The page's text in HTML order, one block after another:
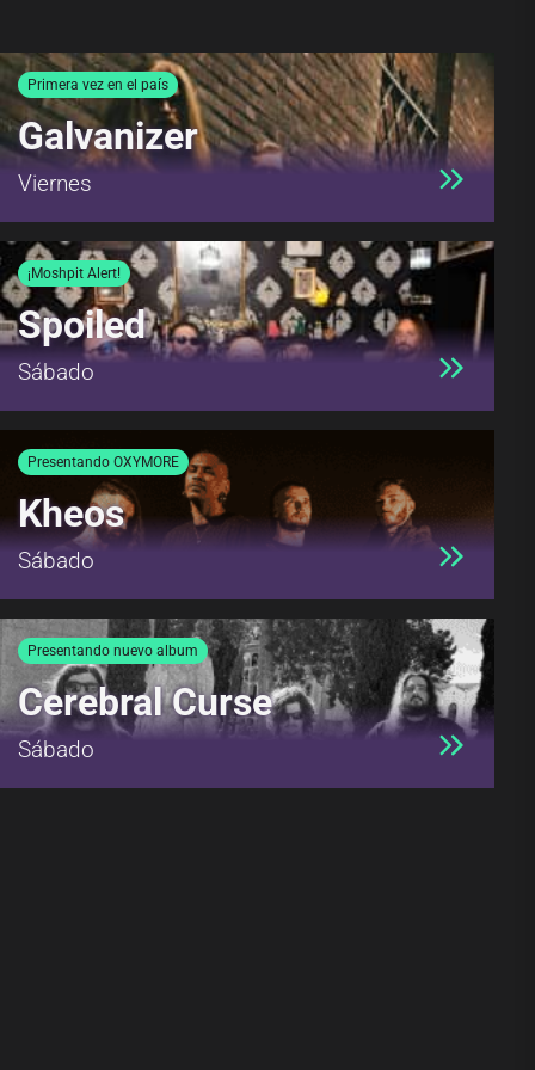
Primera vez en el país
Galvanizer
Viernes
¡Moshpit Alert!
Spoiled
Sábado
Presentando OXYMORE
Kheos
Sábado
Presentando nuevo album
Cerebral Curse
Sábado